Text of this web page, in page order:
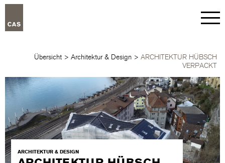
Übersicht> Architektur & Design> ARCHITEKTUR HÜBSCH
VERPACKT
ARCHITEKTUR & DESIGN